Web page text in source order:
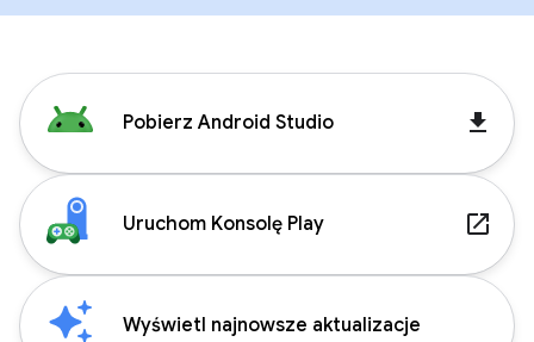
Pobierz Android Studio get_app
Uruchom Konsolę Play launch
Wyświetl najnowsze aktualizacje